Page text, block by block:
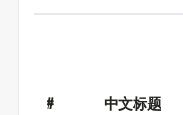
# 中文标题